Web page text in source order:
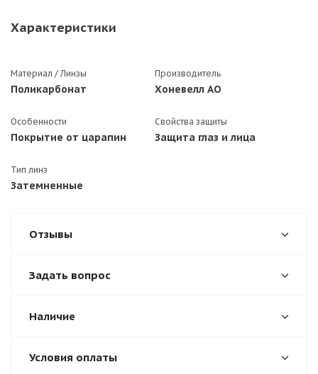
Характеристики
Материал / Линзы
Поликарбонат
Производитель
Хоневелл АО
Особенности
Покрытие от царапин
Свойства защиты
Защита глаз и лица
Тип линз
Затемненные
Отзывы
Задать вопрос
Наличие
Условия оплаты